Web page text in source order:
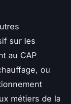
sur les
au CAP
ou
métiers de la